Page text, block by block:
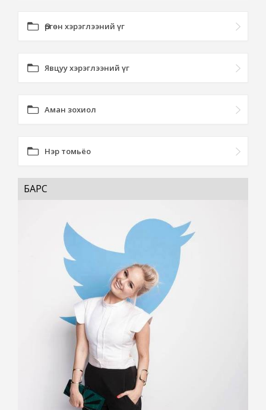
Өргөн хэрэглээний үг
Явцуу хэрэглээний үг
Аман зохиол
Нэр томьёо
БАРС